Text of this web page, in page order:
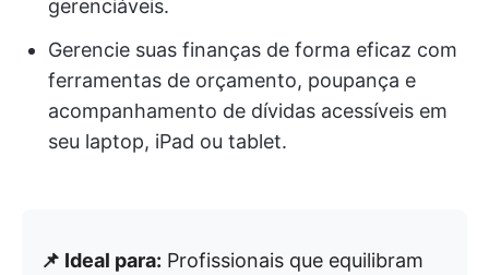
gerenciáveis.
Gerencie suas finanças de forma eficaz com
ferramentas de orçamento, poupança e
acompanhamento de dívidas acessíveis em
seu laptop, iPad ou tablet.
📌 Ideal para: Profissionais que equilibram